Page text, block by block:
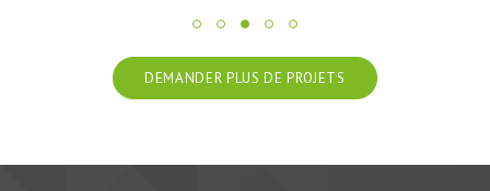
DEMANDER PLUS DE PROJETS